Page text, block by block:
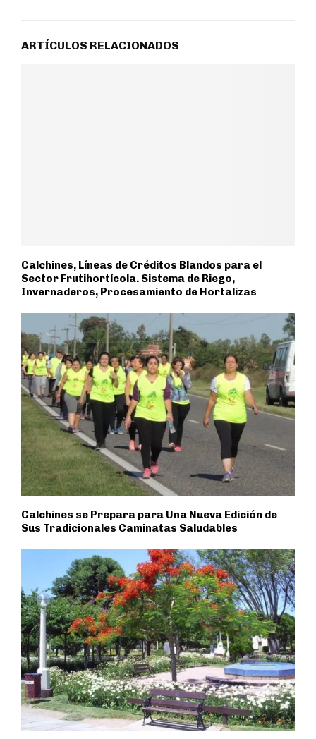
ARTÍCULOS RELACIONADOS
Calchines, Líneas de Créditos Blandos para el
Sector Frutihortícola. Sistema de Riego,
Invernaderos, Procesamiento de Hortalizas
Calchines se Prepara para Una Nueva Edición de
Sus Tradicionales Caminatas Saludables